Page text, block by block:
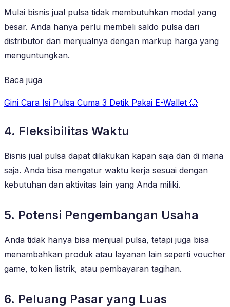
Mulai bisnis jual pulsa tidak membutuhkan modal yang
besar. Anda hanya perlu membeli saldo pulsa dari
distributor dan menjualnya dengan markup harga yang
menguntungkan.
Baca juga
Gini Cara Isi Pulsa Cuma 3 Detik Pakai E-Wallet 💥
4. Fleksibilitas Waktu
Bisnis jual pulsa dapat dilakukan kapan saja dan di mana
saja. Anda bisa mengatur waktu kerja sesuai dengan
kebutuhan dan aktivitas lain yang Anda miliki.
5. Potensi Pengembangan Usaha
Anda tidak hanya bisa menjual pulsa, tetapi juga bisa
menambahkan produk atau layanan lain seperti voucher
game, token listrik, atau pembayaran tagihan.
6. Peluang Pasar yang Luas